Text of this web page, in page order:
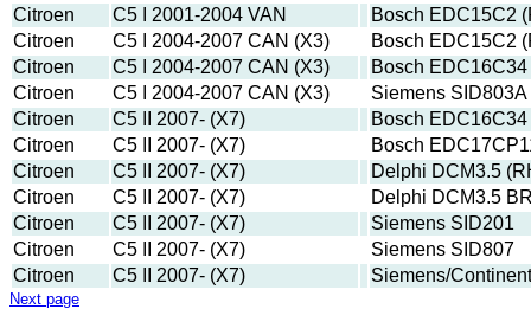
Citroen
C5 I 2001-2004 VAN
Bosch EDC15C2
Citroen
C5 I 2004-2007 CAN (X3)
Bosch EDC15C2
Citroen
C5 I 2004-2007 CAN (X3)
Bosch
Citroen
C5 I 2004-2007 CAN (X3)
Siemens
Citroen
C5 II 2007- (X7)
Bosch
Citroen
C5 II 2007- (X7)
Bosch
Citroen
C5 II 2007- (X7)
Delphi DCM3.5
Citroen
C5 II 2007- (X7)
Delphi DCM3.5
Citroen
C5 II 2007- (X7)
Siemens SID201
Citroen
C5 II 2007- (X7)
Siemens SID807
Citroen
C5 II 2007- (X7) Siemens/
Next page